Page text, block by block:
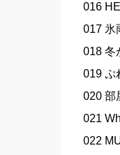
016
017 氷
018 冬
019 ぷ
020 部
021
022